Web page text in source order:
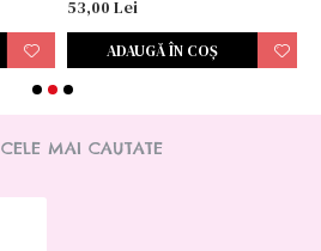
53,00 Lei
ADAUGĂ ÎN COŞ
CELE MAI CAUTATE